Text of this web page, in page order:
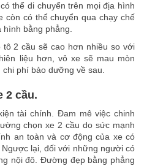
thể di chuyển trên mọi địa hình
còn có thể chuyển qua chạy chế
bằng phẳng.
2 cầu sẽ cao hơn nhiều so với
liệu hơn, vỏ xe sẽ mau mòn
phí bảo dưỡng về sau.
2 cầu.
tài chính. Đam mê việc chinh
chọn xe 2 cầu do sức mạnh
an toàn và cơ động của xe có
lại, đối với những người có
nội đô. Đường đẹp bằng phẳng